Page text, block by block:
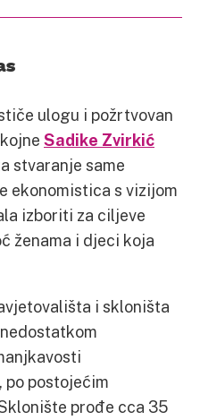
ulogu i požrtvovan
Sadike Zvirkić
stvaranje same
ekonomistica s vizijom
izboriti za ciljeve
ženama i djeci koja
i skloništa
postojećim
prođe cca 35